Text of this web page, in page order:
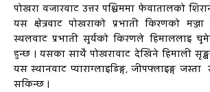
पोखरा वजारवाट उत्तर पश्चिममा फेवातालको
यस क्षेत्रवाट पोखराको प्रभाती किरणको
स्थलवाट प्रभाती सुर्यको किरणले हिमाललाइ
हुन्छ । यसका साथै पोखरावाट देखिने हिमाली
यस स्थानवाट प्याराग्लाइडिङ्ग, जीपफ्लाइङ्ग
सकिन्छ ।